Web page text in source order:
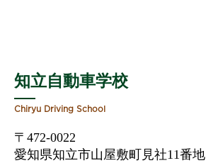
知立自動車学校
Chiryu Driving School
〒472-0022
愛知県知立市山屋敷町見社11番地